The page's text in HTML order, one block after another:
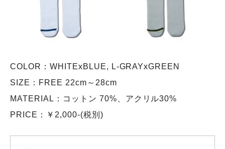
COLOR：WHITExBLUE, L-GRAYxGREEN
SIZE：FREE 22cm～28cm
MATERIAL：コットン 70%、アクリル30%
PRICE：￥2,000-(税別)